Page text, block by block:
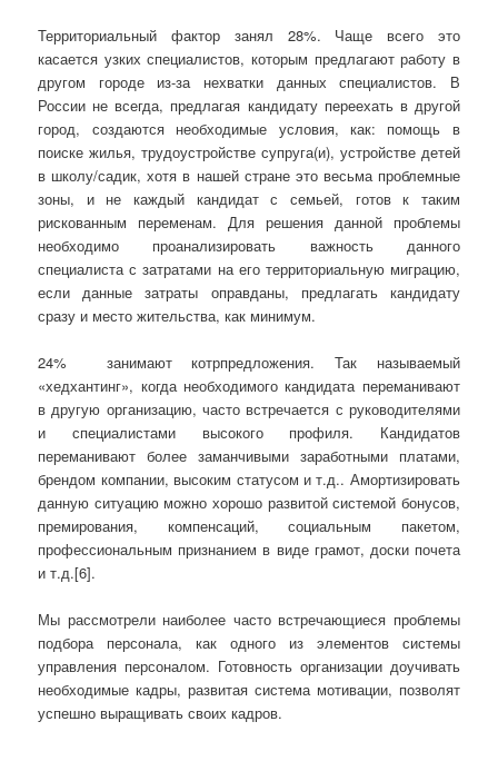
Территориальный фактор занял 28%. Чаще всего это
касается узких специалистов, которым предлагают работу в
другом городе из-за нехватки данных специалистов. В
России не всегда, предлагая кандидату переехать в другой
город, создаются необходимые условия, как: помощь в
поиске жилья, трудоустройстве супруга(и), устройстве детей
в школу/садик, хотя в нашей стране это весьма проблемные
зоны, и не каждый кандидат с семьей, готов к таким
рискованным переменам. Для решения данной проблемы
необходимо проанализировать важность данного
специалиста с затратами на его территориальную миграцию,
если данные затраты оправданы, предлагать кандидату
сразу и место жительства, как минимум.
24% занимают котрпредложения. Так называемый
«хедхантинг», когда необходимого кандидата переманивают
в другую организацию, часто встречается с руководителями
и специалистами высокого профиля. Кандидатов
переманивают более заманчивыми заработными платами,
брендом компании, высоким статусом и т.д.. Амортизировать
данную ситуацию можно хорошо развитой системой бонусов,
премирования, компенсаций, социальным пакетом,
профессиональным признанием в виде грамот, доски почета
и т.д.[6].
Мы рассмотрели наиболее часто встречающиеся проблемы
подбора персонала, как одного из элементов системы
управления персоналом. Готовность организации доучивать
необходимые кадры, развитая система мотивации, позволят
успешно выращивать своих кадров.